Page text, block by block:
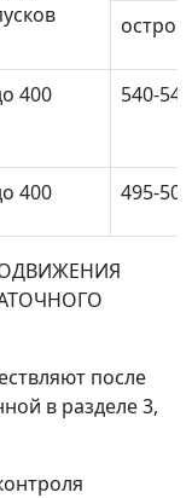
400 540-545
400 495-500
после
в разделе 3,